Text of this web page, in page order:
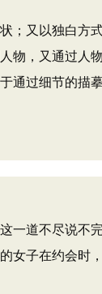
又以独白方
物，又通过人
通过细节的描
道不尽说不
女子在约会时